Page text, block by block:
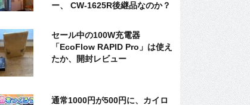
ー、 CW-1625R後継品なのか？
セール中の100W充電器
「EcoFlow RAPID Pro」は使え
たか、開封レビュー
通常1000円が500円に、カイロ